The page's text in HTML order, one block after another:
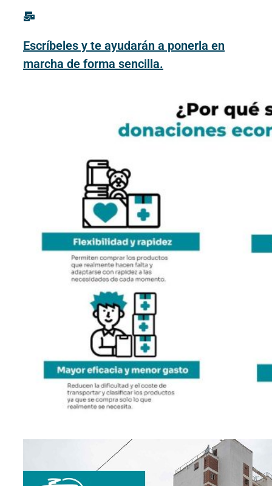
Escríbeles y te ayudarán a ponerla en
marcha de forma sencilla.